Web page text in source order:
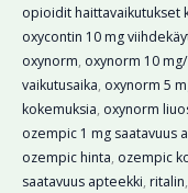
opioidit haittavaikutukset
oxycontin 10 mg
oxynorm, oxynorm 10
vaikutusaika, oxynorm 5
kokemuksia, oxynorm
ozempic 1 mg saatavuus
ozempic hinta, ozempic
saatavuus apteekki, ritalin,